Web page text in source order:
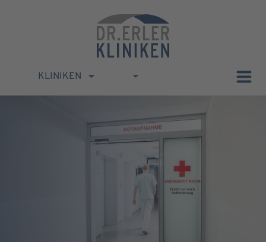
KLINIKEN